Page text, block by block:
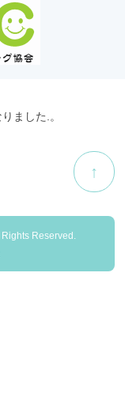
ました.。
↑
Reserved.